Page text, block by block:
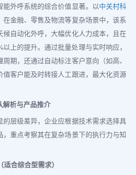
外呼系统的综合价值显著。以中关村科
在金融、零售及物流等复杂场景中，该系
自动化外呼，大幅优化人力成本，且在
上的提升。通过批量处理与实时响应，
期，还通过自动标注客户意向（如高、
值客户能及时转接人工跟进，最大化资源
解析与产品推介
层级差异，企业应根据技术需求选择具
重点考察其在复杂场景下的执行力与知
合综合型需求）